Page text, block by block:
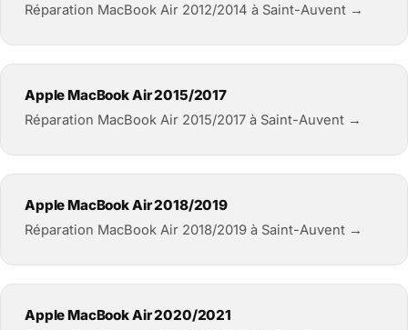
Réparation MacBook Air 2012/2014 à Saint-Auvent →
Apple MacBook Air 2015/2017
Réparation MacBook Air 2015/2017 à Saint-Auvent →
Apple MacBook Air 2018/2019
Réparation MacBook Air 2018/2019 à Saint-Auvent →
Apple MacBook Air 2020/2021